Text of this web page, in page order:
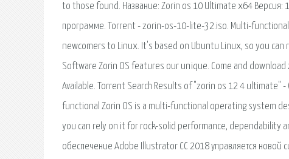
to those found. Название: Zorin os 10 Ultimate x64 Версия:
программе. Torrent - zorin-os-10-lite-32.iso. Multi-
newcomers to Linux. It's based on Ubuntu Linux, so you
Software Zorin OS features our unique. Come and
Available. Torrent Search Results of "zorin os 12 4
functional Zorin OS is a multi-functional operating system
you can rely on it for rock-solid performance, dependability
обеспечение Adobe Illustrator CC 2018 управляется новой